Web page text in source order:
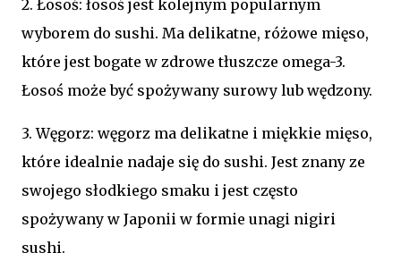
2. Łosoś: łosoś jest kolejnym popularnym
wyborem do sushi. Ma delikatne, różowe mięso,
które jest bogate w zdrowe tłuszcze omega-3.
Łosoś może być spożywany surowy lub wędzony.
3. Węgorz: węgorz ma delikatne i miękkie mięso,
które idealnie nadaje się do sushi. Jest znany ze
swojego słodkiego smaku i jest często
spożywany w Japonii w formie unagi nigiri
sushi.